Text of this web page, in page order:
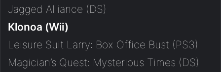
Jagged Alliance (DS)
Klonoa (Wii)
Leisure Suit Larry: Box Office Bust (PS3)
Magician’s Quest: Mysterious Times (DS)